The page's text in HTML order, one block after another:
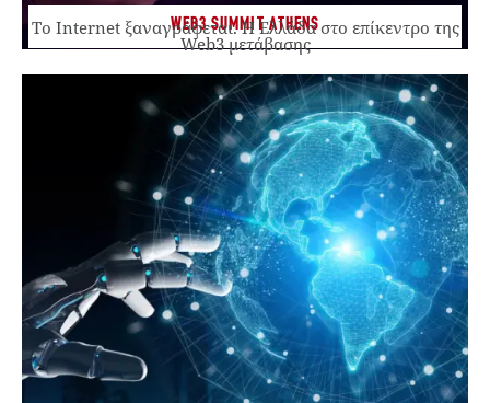
WEB3 SUMMIT ATHENS
Το Internet ξαναγράφεται. Η Ελλάδα στο επίκεντρο της
Web3 μετάβασης